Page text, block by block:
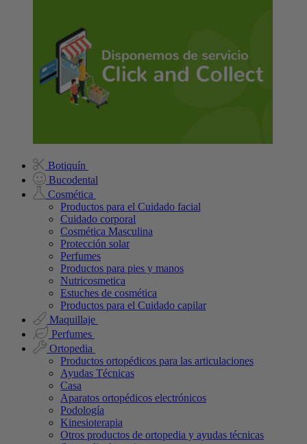
Botiquín
Bucodental
Cosmética
Productos para el Cuidado facial
Cuidado corporal
Cosmética Masculina
Protección solar
Perfumes
Productos para pies y manos
Nutricosmetica
Estuches de cosmética
Productos para el Cuidado capilar
Maquillaje
Perfumes
Ortopedia
Productos ortopédicos para las articulaciones
Ayudas Técnicas
Casa
Aparatos ortopédicos electrónicos
Podología
Kinesioterapia
Otros productos de ortopedia y ayudas técnicas